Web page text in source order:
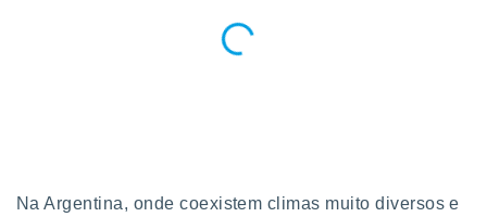
cookies,
Na Argentina, onde coexistem climas muito diversos e